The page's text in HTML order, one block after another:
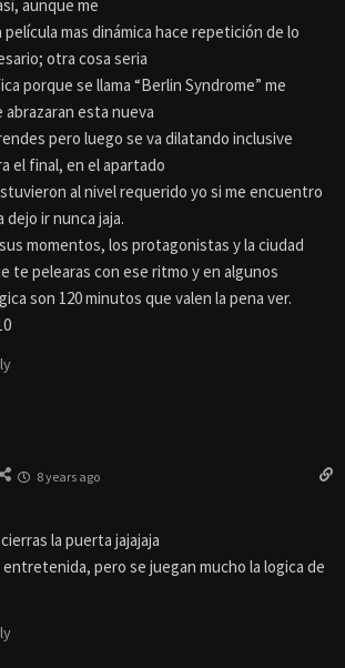
aunque me
mas dinámica hace repetición de lo
otra cosa seria
porque se llama “Berlin Syndrome” me
esta nueva
pero luego se va dilatando inclusive
el final, en el apartado
al nivel requerido yo si me encuentro
dejo ir nunca jaja.
momentos, los protagonistas y la ciudad
te pelearas con ese ritmo y en algunos
son 120 minutos que valen la pena ver.
8 years ago
la puerta jajajaja
pero se juegan mucho la logica de